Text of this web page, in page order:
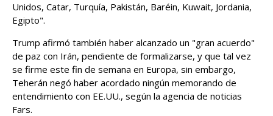
Unidos, Catar, Turquía, Pakistán, Baréin, Kuwait, Jordania,
Egipto".
Trump afirmó también haber alcanzado un "gran acuerdo"
de paz con Irán, pendiente de formalizarse, y que tal vez
se firme este fin de semana en Europa, sin embargo,
Teherán negó haber acordado ningún memorando de
entendimiento con EE.UU., según la agencia de noticias
Fars.